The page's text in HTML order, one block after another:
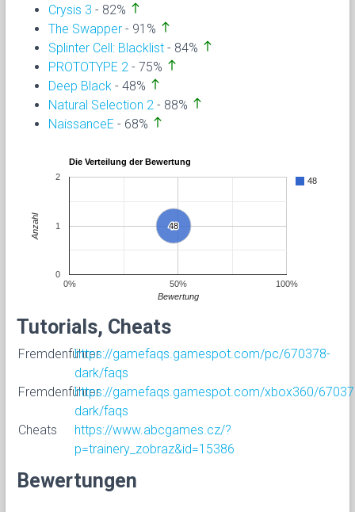
Crysis 3 - 82% north
The Swapper - 91% north
Splinter Cell: Blacklist - 84% north
PROTOTYPE 2 - 75% north
Deep Black - 48% north
Natural Selection 2 - 88% north
NaissanceE - 68% north
Die Verteilung der Bewertung
48
48
48
0% 50% 100%
0
1
2
Bewertung
Anzahl
Tutorials, Cheats
Fremdenführerhttps://gamefaqs.gamespot.com/pc/670378-
dark/faqs
Fremdenführerhttps://gamefaqs.gamespot.com/xbox360/
dark/faqs
Cheats
https://www.abcgames.cz/?
p=trainery_zobraz&id=15386
Bewertungen